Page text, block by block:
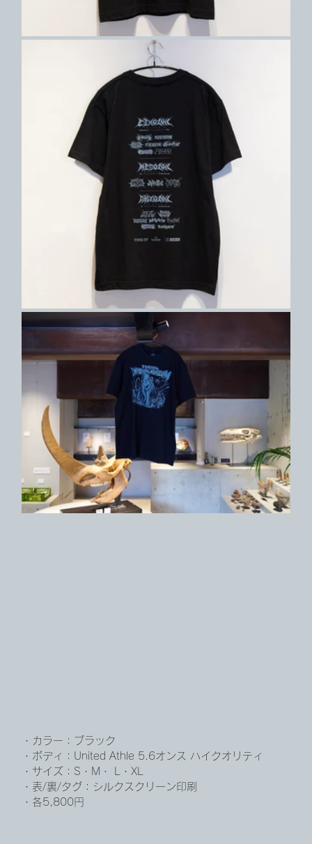
・カラー：ブラック
・ボディ：United Athle 5.6オンス ハイクオリティ
・サイズ：S・M・ L・XL
・表/裏/タグ：シルクスクリーン印刷
・各5,800円